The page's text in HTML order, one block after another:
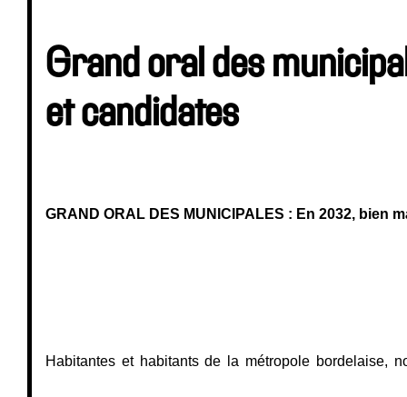
Grand oral des
et candidates
GRAND ORAL DES MUNICIPALES : En 2032, bien
Habitantes et habitants de la métropole bordelaise,